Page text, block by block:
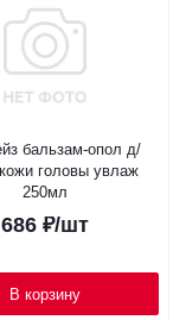
бальзам-опол д/
головы увлаж
250мл
686 ₽/шт
В корзину